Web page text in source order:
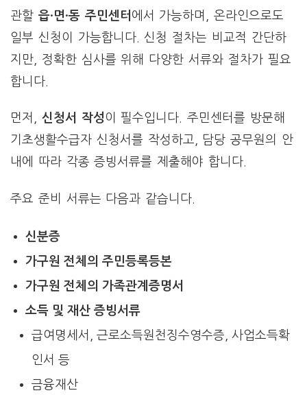
관할 읍·면·동 주민센터 에서 가능하며, 온라인으로도
일부 신청이 가능합니다. 신청 절차는 비교적 간단하
지만, 정확한 심사를 위해 다양한 서류와 절차가 필요
합니다.
먼저, 신청서 작성이 필수입니다. 주민센터를 방문해
기초생활수급자 신청서를 작성하고, 담당 공무원의 안
내에 따라 각종 증빙서류를 제출해야 합니다.
주요 준비 서류는 다음과 같습니다.
신분증
가구원 전체의 주민등록등본
가구원 전체의 가족관계증명서
소득 및 재산 증빙서류
급여명세서, 근로소득원천징수영수증, 사업소득확
인서 등
금융재산